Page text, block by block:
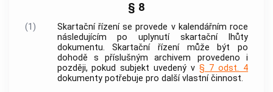
§ 8
(1)
Skartační řízení se provede v kalendářním roce
následujícím po uplynutískartační lhůty
dokumentu. Skartační řízení může být po
dohodě s příslušnýmarchivem provedeno i
později, pokud subjekt uvedený v§ 7 odst. 4
dokumentypotřebuje pro další vlastní činnost.